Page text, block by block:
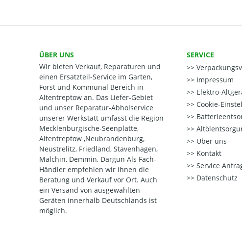
ÜBER UNS
Wir bieten Verkauf, Reparaturen und
einen Ersatzteil-Service im Garten,
Forst und Kommunal Bereich in
Altentreptow an. Das Liefer-Gebiet
und unser Reparatur-Abholservice
unserer Werkstatt umfasst die Region
Mecklenburgische-Seenplatte,
Altentreptow ,Neubrandenburg,
Neustrelitz, Friedland, Stavenhagen,
Malchin, Demmin, Dargun Als Fach-
Händler empfehlen wir ihnen die
Beratung und Verkauf vor Ort. Auch
ein Versand von ausgewählten
Geräten innerhalb Deutschlands ist
möglich.
SERVICE
Impressum
Elektro-
Cookie-
Über uns
Kontakt
Service
Datenschutz